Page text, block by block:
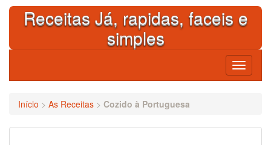
Skip
contentReceitas Já, rapidas, faceis e
simples
Toggle
Início > As Receitas > Cozido à Portuguesa